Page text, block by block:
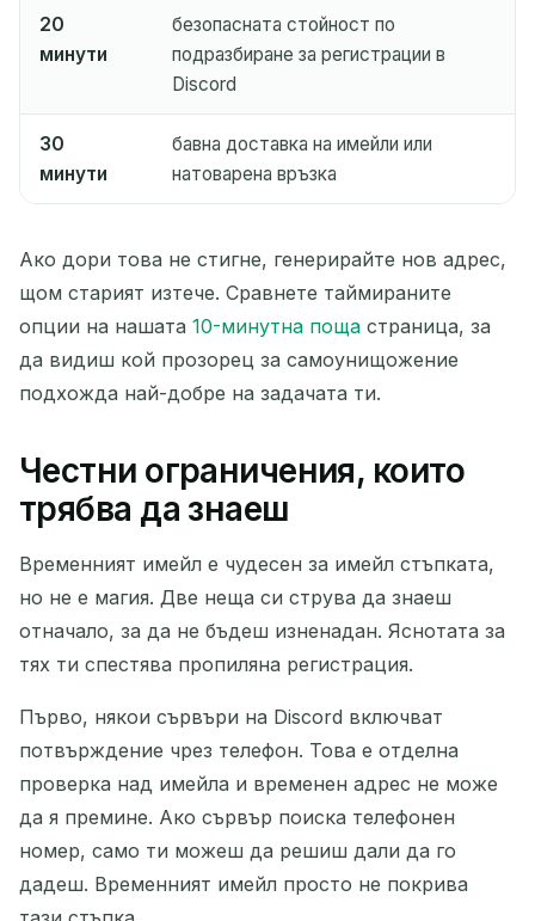
20
минути
безопасната стойност по
подразбиране за регистрации в
Discord
30
минути
бавна доставка на имейли или
натоварена връзка
Ако дори това не стигне, генерирайте нов адрес,
щом старият изтече. Сравнете таймираните
опции на нашата 10-минутна поща страница, за
да видиш кой прозорец за самоунищожение
подхожда най-добре на задачата ти.
Честни ограничения, които
трябва да знаеш
Временният имейл е чудесен за имейл стъпката,
но не е магия. Две неща си струва да знаеш
отначало, за да не бъдеш изненадан. Яснотата за
тях ти спестява пропиляна регистрация.
Първо, някои сървъри на Discord включват
потвърждение чрез телефон. Това е отделна
проверка над имейла и временен адрес не може
да я премине. Ако сървър поиска телефонен
номер, само ти можеш да решиш дали да го
дадеш. Временният имейл просто не покрива